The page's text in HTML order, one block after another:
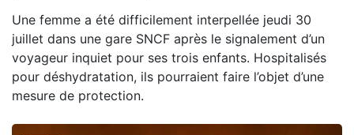
Une femme a été difficilement interpellée jeudi 30
juillet dans une gare SNCF après le signalement d’un
voyageur inquiet pour ses trois enfants. Hospitalisés
pour déshydratation, ils pourraient faire l’objet d’une
mesure de protection.